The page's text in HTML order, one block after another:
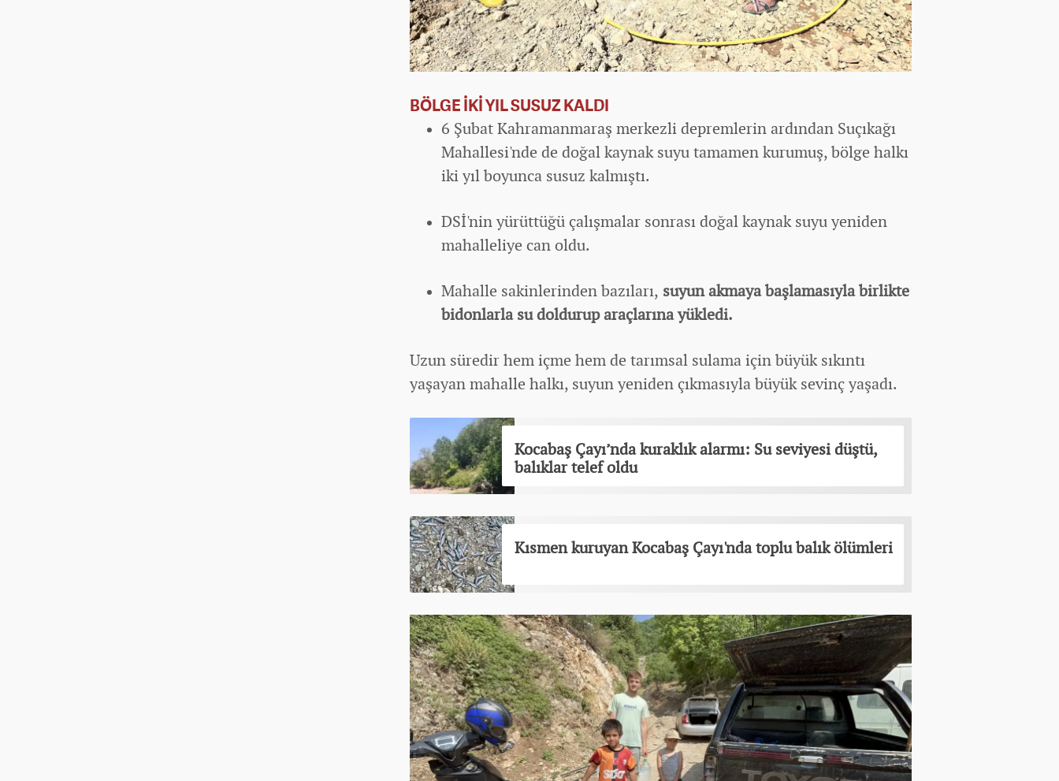
BÖLGE İKİ YIL SUSUZ KALDI
6 Şubat Kahramanmaraş merkezli depremlerin ardından Suçıkağı
Mahallesi'nde de doğal kaynak suyu tamamen kurumuş, bölge halkı
iki yıl boyunca susuz kalmıştı.
DSİ'nin yürüttüğü çalışmalar sonrası doğal kaynak suyu yeniden
mahalleliye can oldu.
Mahalle sakinlerinden bazıları, suyun akmaya başlamasıyla birlikte
bidonlarla su doldurup araçlarına yükledi.
Uzun süredir hem içme hem de tarımsal sulama için büyük sıkıntı
yaşayan mahalle halkı, suyun yeniden çıkmasıyla büyük sevinç yaşadı.
Kocabaş Çayı’nda kuraklık alarmı: Su seviyesi düştü,
balıklar telef oldu
Kısmen kuruyan Kocabaş Çayı'nda toplu balık ölümleri